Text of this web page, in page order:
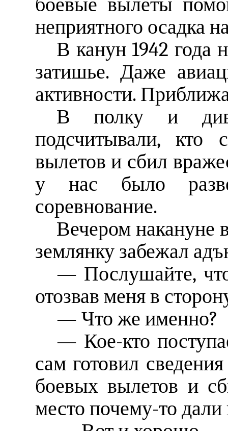
боевые вылеты
неприятного осадка
В канун 1942 года
затишье. Даже
активности.
В полку и
подсчитывали, кто
вылетов и сбил
у нас было
соревнование.
Вечером накануне
землянку забежал
— Послушайте,
отозвав меня в
— Что же именно?
— Кое-кто
сам готовил
боевых вылетов и
место почему-то